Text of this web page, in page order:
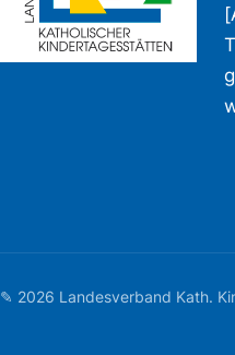
[
✎ 2026 Landesverband Kath.